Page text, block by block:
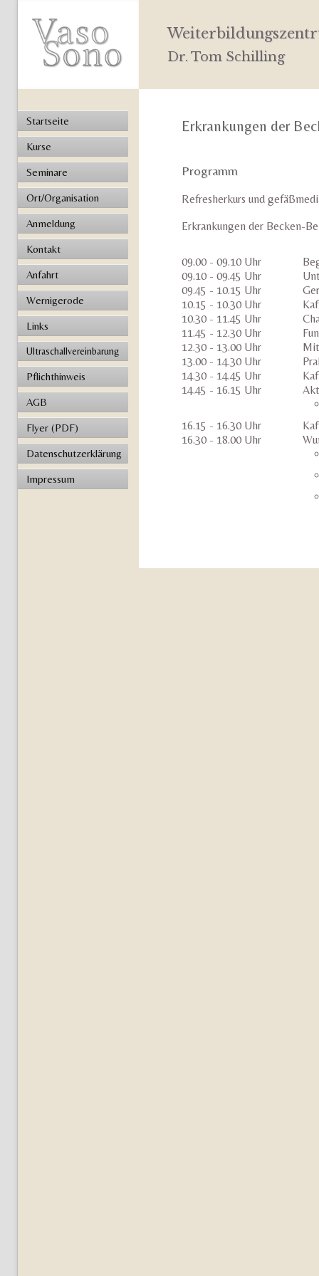
Startseite
Kurse
Seminare
Ort/Organisation
Anmeldung
Kontakt
Anfahrt
Wernigerode
Links
Ultraschallvereinbarung
Pflichthinweis
AGB
Flyer (PDF)
Datenschutzerklärung
Impressum
Dr. Tom Schilling
Erkrankungen der
Programm
Refresherkurs und
Erkrankungen der Becken-
09.00 - 09.10 Uhr
09.10 - 09.45 Uhr
09.45 - 10.15 Uhr
10.15 - 10.30 Uhr
10.30 - 11.45 Uhr
11.45 - 12.30 Uhr
12.30 - 13.00 Uhr
13.00 - 14.30 Uhr
14.30 - 14.45 Uhr
14.45 - 16.15 Uhr
16.15 - 16.30 Uhr
16.30 - 18.00 Uhr